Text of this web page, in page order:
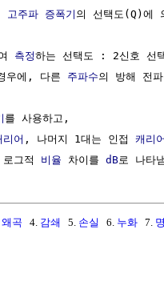
고주파 증폭기 의 선택도(Q)에
측정하는 선택도 : 2신호 선
우에, 다른 주파수의 방해 전
를 사용하고,
리어 , 나머지 1대는 인접 캐리
그적 비율 차이를 dB
왜곡 4. 감쇄 5. 손실 6. 누화 7.